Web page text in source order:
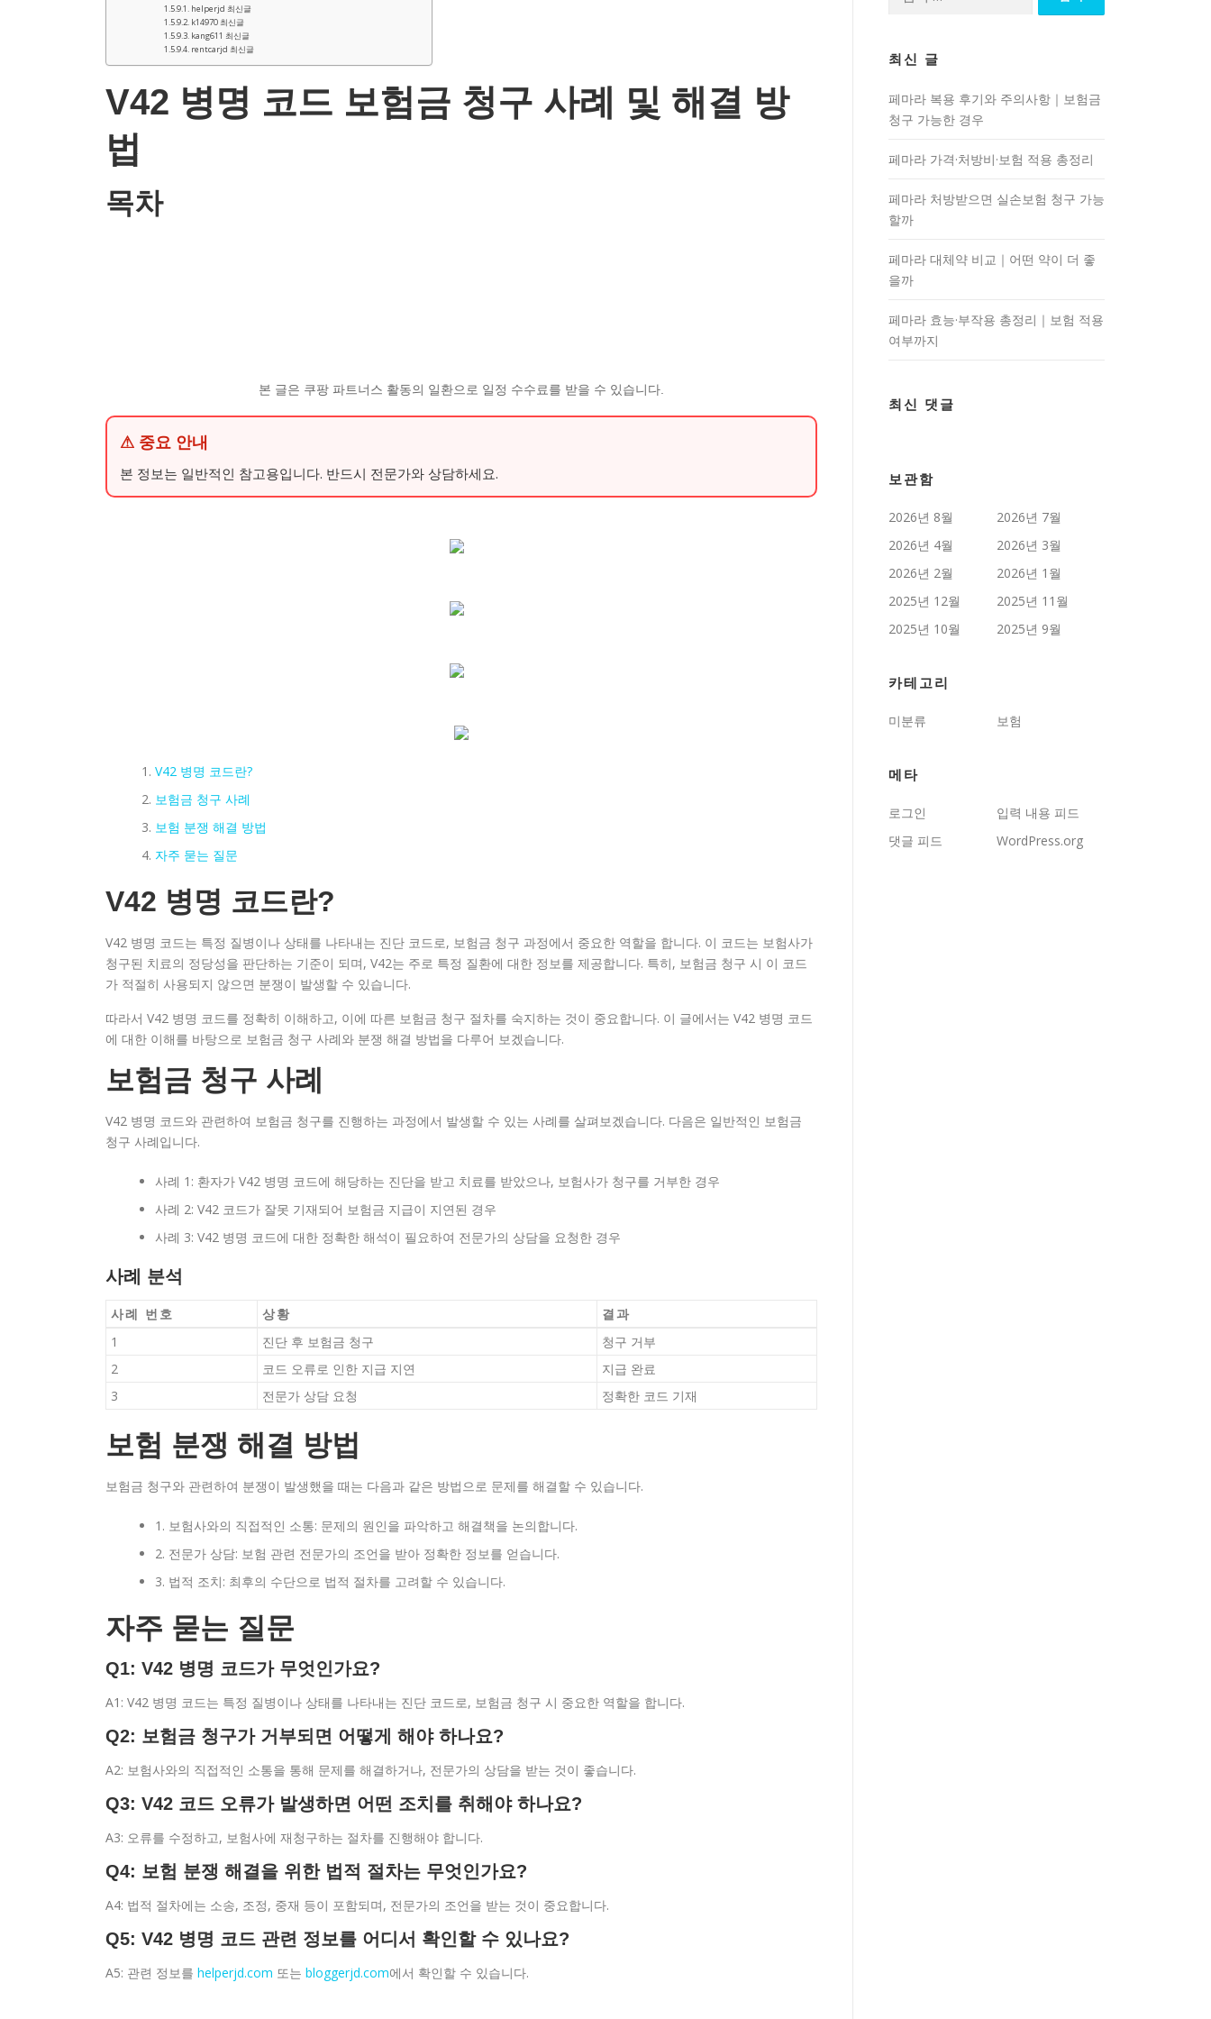
helperjd 최신글
k14970 최신글
kang611 최신글
rentcarjd 최신글
V42 병명 코드 보험금 청구 사례 및 해결 방
법
목차
본 글은 쿠팡 파트너스 활동의 일환으로 일정 수수료를 받을 수 있습니다.
⚠ 중요 안내
본 정보는 일반적인 참고용입니다. 반드시 전문가와 상담하세요.
V42 병명 코드란?
보험금 청구 사례
보험 분쟁 해결 방법
자주 묻는 질문
V42 병명 코드란?
V42 병명 코드는 특정 질병이나 상태를 나타내는 진단 코드로, 보험금 청구 과정에서 중요한 역할을 합니다. 이 코드는 보험사가
청구된 치료의 정당성을 판단하는 기준이 되며, V42는 주로 특정 질환에 대한 정보를 제공합니다. 특히, 보험금 청구 시 이 코드
가 적절히 사용되지 않으면 분쟁이 발생할 수 있습니다.
따라서 V42 병명 코드를 정확히 이해하고, 이에 따른 보험금 청구 절차를 숙지하는 것이 중요합니다. 이 글에서는 V42 병명 코드
에 대한 이해를 바탕으로 보험금 청구 사례와 분쟁 해결 방법을 다루어 보겠습니다.
보험금 청구 사례
V42 병명 코드와 관련하여 보험금 청구를 진행하는 과정에서 발생할 수 있는 사례를 살펴보겠습니다. 다음은 일반적인 보험금
청구 사례입니다.
사례 1: 환자가 V42 병명 코드에 해당하는 진단을 받고 치료를 받았으나, 보험사가 청구를 거부한 경우
사례 2: V42 코드가 잘못 기재되어 보험금 지급이 지연된 경우
사례 3: V42 병명 코드에 대한 정확한 해석이 필요하여 전문가의 상담을 요청한 경우
사례 분석
사례 번호 상황
결과
1
진단 후 보험금 청구
청구 거부
2
코드 오류로 인한 지급 지연
지급 완료
3
전문가 상담 요청 정확한 코드 기재
보험 분쟁 해결 방법
보험금 청구와 관련하여 분쟁이 발생했을 때는 다음과 같은 방법으로 문제를 해결할 수 있습니다.
1. 보험사와의 직접적인 소통: 문제의 원인을 파악하고 해결책을 논의합니다.
2. 전문가 상담: 보험 관련 전문가의 조언을 받아 정확한 정보를 얻습니다.
3. 법적 조치: 최후의 수단으로 법적 절차를 고려할 수 있습니다.
자주 묻는 질문
Q1: V42 병명 코드가 무엇인가요?
A1: V42 병명 코드는 특정 질병이나 상태를 나타내는 진단 코드로, 보험금 청구 시 중요한 역할을 합니다.
Q2: 보험금 청구가 거부되면 어떻게 해야 하나요?
A2: 보험사와의 직접적인 소통을 통해 문제를 해결하거나, 전문가의 상담을 받는 것이 좋습니다.
Q3: V42 코드 오류가 발생하면 어떤 조치를 취해야 하나요?
A3: 오류를 수정하고, 보험사에 재청구하는 절차를 진행해야 합니다.
Q4: 보험 분쟁 해결을 위한 법적 절차는 무엇인가요?
A4: 법적 절차에는 소송, 조정, 중재 등이 포함되며, 전문가의 조언을 받는 것이 중요합니다.
Q5: V42 병명 코드 관련 정보를 어디서 확인할 수 있나요?
A5: 관련 정보를 helperjd.com 또는 bloggerjd.com에서 확인할 수 있습니다.
최신 글
페마라 복용 후기와 주의사항｜보험금
청구 가능한 경우
페마라 가격·처방비·보험 적용 총정리
페마라 처방받으면 실손보험 청구 가능
할까
페마라 대체약 비교｜어떤 약이 더 좋
을까
페마라 효능·부작용 총정리｜보험 적용
여부까지
최신 댓글
보관함
2026년 8월
2026년 7월
2026년 4월
2026년 3월
2026년 2월
2026년 1월
2025년 12월
2025년 11월
2025년 10월
2025년 9월
카테고리
미분류 보험
메타
로그인
입력 내용 피드
댓글 피드
WordPress.org